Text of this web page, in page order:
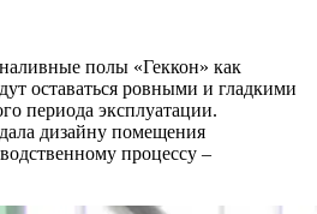
полы «Геккон» как
оставаться ровными и гладкими
периода эксплуатации.
дизайну помещения
процессу –